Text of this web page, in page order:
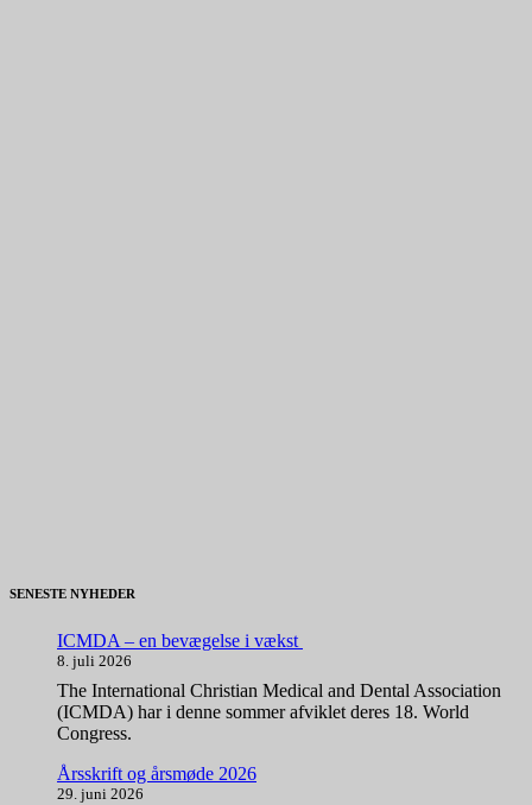
SENESTE NYHEDER
ICMDA – en bevægelse i vækst
8. juli 2026
The International Christian Medical and Dental Association
(ICMDA) har i denne sommer afviklet deres 18. World
Congress.
Årsskrift og årsmøde 2026
29. juni 2026